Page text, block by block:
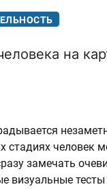
на
стадиях человек
замечать
визуальные